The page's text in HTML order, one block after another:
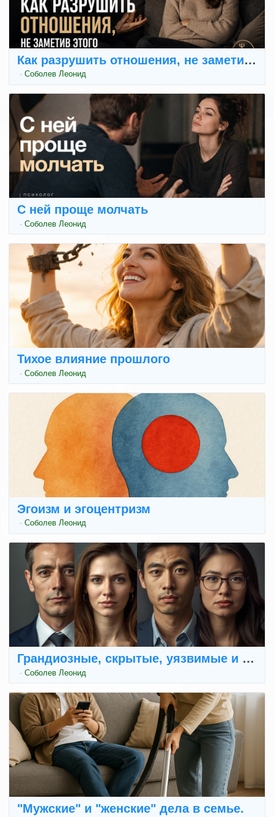
Как разрушить отношения, не заметив
·Соболев Леонид
С ней проще молчать
·Соболев Леонид
Тихое влияние прошлого
·Соболев Леонид
Эгоизм и эгоцентризм
·Соболев Леонид
Грандиозные, скрытые, уязвимые и
·Соболев Леонид
"Мужские" и "женские" дела в семье.